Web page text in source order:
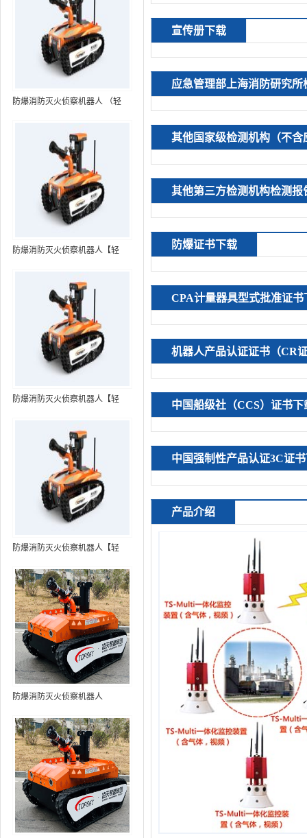
防爆消防灭火侦察机器人 （轻
MC80BD（第6代）
防爆消防灭火侦察机器人【轻
装置+语音控制+跟随功能+5G控
防爆消防灭火侦察机器人【轻
装置+语音控制+跟随功能+5G控
制+水炮跟踪火焰）RXR-
MC80BD（第8代）
防爆消防灭火侦察机器人【轻
装置+语音控制+跟随功能+5G控
制+水炮跟踪火焰+自主导航）
防爆消防灭火侦察机器人
宣传册下载
应急管理部上海消防研究所
其他国家级检测机构（不
其他第三方检测机构检测报
防爆证书下载
CPA计量器具型式批准证书
机器人产品认证证书（CR
中国船级社（CCS）证书下
中国强制性产品认证3C证
产品介绍